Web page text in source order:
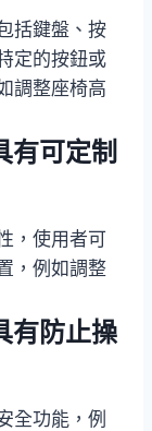
括鍵盤、按
定的按鈕或
調整座椅高
有可定制
，使用者可
，例如調整
有防止操
全功能，例